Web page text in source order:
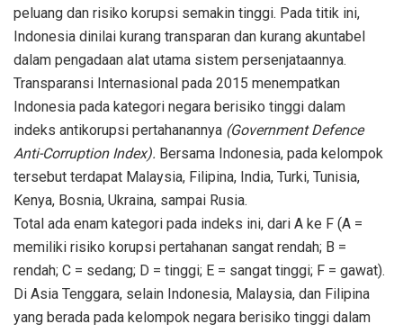
peluang dan risiko korupsi semakin tinggi. Pada titik ini,
Indonesia dinilai kurang transparan dan kurang akuntabel
dalam pengadaan alat utama sistem persenjataannya.
Transparansi Internasional pada 2015 menempatkan
Indonesia pada kategori negara berisiko tinggi dalam
indeks antikorupsi pertahanannya (Government Defence
Anti-Corruption Index). Bersama Indonesia, pada kelompok
tersebut terdapat Malaysia, Filipina, India, Turki, Tunisia,
Kenya, Bosnia, Ukraina, sampai Rusia.
Total ada enam kategori pada indeks ini, dari A ke F (A =
memiliki risiko korupsi pertahanan sangat rendah; B =
rendah; C = sedang; D = tinggi; E = sangat tinggi; F = gawat).
Di Asia Tenggara, selain Indonesia, Malaysia, dan Filipina
yang berada pada kelompok negara berisiko tinggi dalam